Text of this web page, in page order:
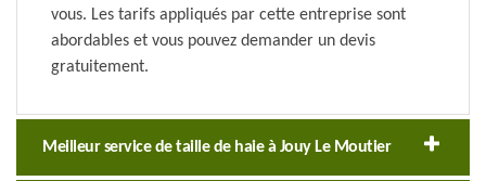
vous. Les tarifs appliqués par cette entreprise sont
abordables et vous pouvez demander un devis
gratuitement.
Meilleur service de taille de haie à Jouy Le Moutier